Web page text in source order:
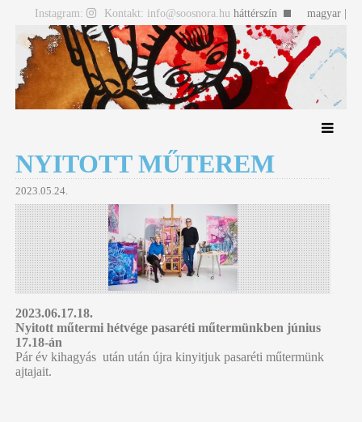
Instagram: Kontakt: info@soosnora.hu háttérszín
magyar |
english
NYITOTT MŰTEREM
2023.05.24.
2023.06.17.18.
Nyitott műtermi hétvége pasaréti műtermünkben június
17.18-án
Pár év kihagyás után után újra kinyitjuk pasaréti műtermünk
ajtajait.